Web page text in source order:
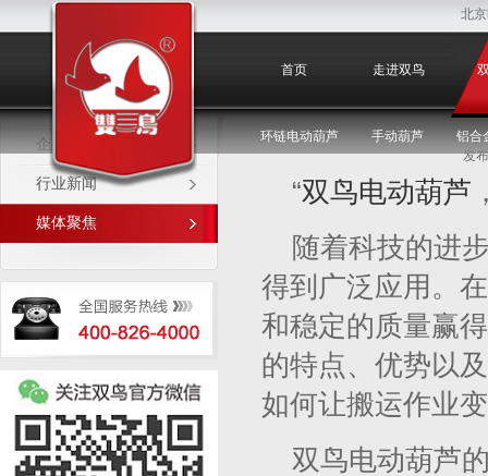
北
首页 走进双鸟
环链电动葫芦 手动葫芦 铝合
媒体聚焦
企业新闻
行业新闻
媒体聚焦
发
“双鸟电动葫芦
随着科技的进
得到广泛应用。
和稳定的质量赢
的特点、优势以
如何让搬运作业
双鸟电动葫芦